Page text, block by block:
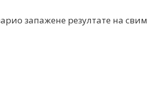
запажене резултате на